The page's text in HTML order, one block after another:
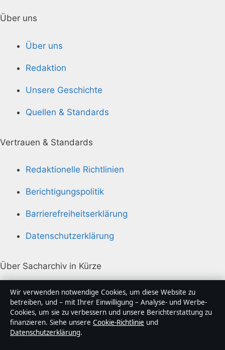
Über uns
Über uns
Redaktion
Unsere Geschichte
Quellen & Standards
Vertrauen & Standards
Redaktionelle Richtlinien
Berichtigungspolitik
Barrierefreiheitserklärung
Datenschutzerklärung
Über Sacharchiv in Kürze
Sacharchiv ist ein unabhängiger digitaler
Nachrichtenanbieter mit Fokus auf Politik, Wirtschaft,
Technik und Gesellschaft in Deutschland. Jeder Artikel
trägt eine Byline, wird von einem Redakteur geprüft
und vor der Veröffentlichung faktengecheckt.
Wir verwenden notwendige Cookies, um diese Website zu
betreiben, und – mit Ihrer Einwilligung – Analyse- und Werbe-
Cookies, um sie zu verbessern und unsere Berichterstattung zu
finanzieren. Siehe unsere Cookie-Richtlinie und
Datenschutzerklärung.